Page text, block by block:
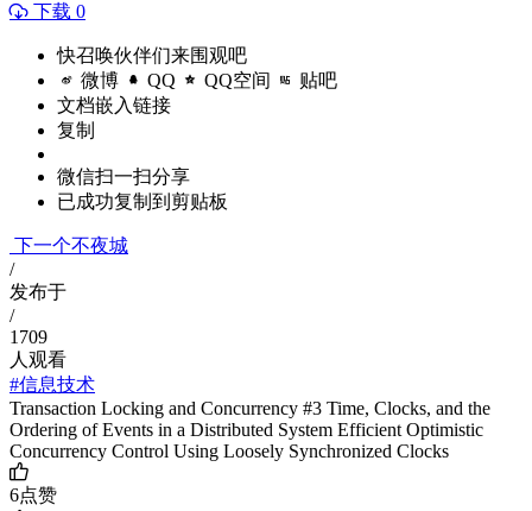
下载 0
快召唤伙伴们来围观吧
微博 QQ QQ空间 贴吧
文档嵌入链接
复制
微信扫一扫分享
已成功复制到剪贴板
下一个不夜城
/
发布于
/
1709
人观看
#信息技术
Transaction Locking and Concurrency #3 Time, Clocks, and the
Ordering of Events in a Distributed System Efficient Optimistic
Concurrency Control Using Loosely Synchronized Clocks
6点赞